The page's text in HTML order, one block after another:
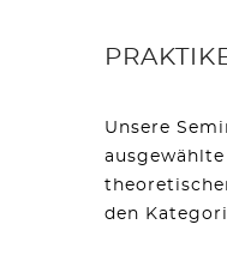
Unsere
den